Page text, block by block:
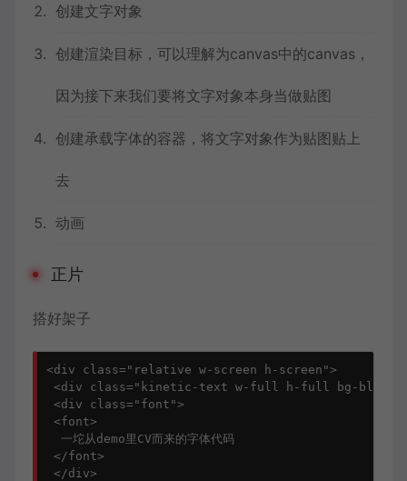
创建文字对象
创建渲染目标，可以理解为canvas中的canvas，
因为接下来我们要将文字对象本身当做贴图
创建承载字体的容器，将文字对象作为贴图贴上
去
动画
正片
搭好架子
<div class="relative w-screen h-screen">
<div class="kinetic-text w-full h-full bg-blue-
<div class="font">
<font>
  一坨从demo里CV而来的字体代码
</font>
</div>